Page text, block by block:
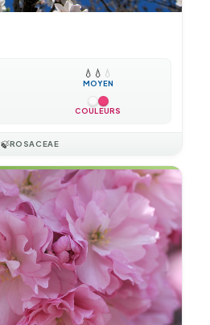
💧 💧 💧
MOYEN
COULEURS
🍃ROSACEAE